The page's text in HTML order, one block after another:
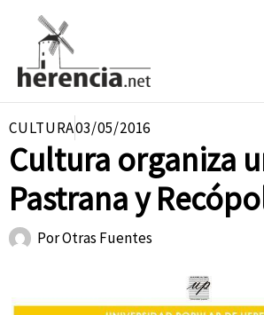
contenido
CULTURA03/05/2016
Cultura organiza
Pastrana y
PorOtras Fuentes